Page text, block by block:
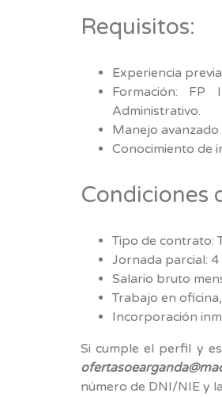
Requisitos:
Experiencia
Formación:
Administrativo.
Manejo
Conocimiento de
Condiciones
Tipo de contrato:
Jornada parcial:
Salario bruto
Trabajo en
Incorporación
Si cumple el perfil y
número de DNI/NIE y